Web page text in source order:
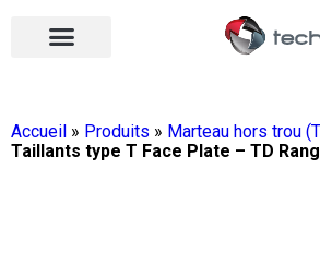
Accueil » Produits » Marteau hors trou
Taillants type T Face Plate – TD